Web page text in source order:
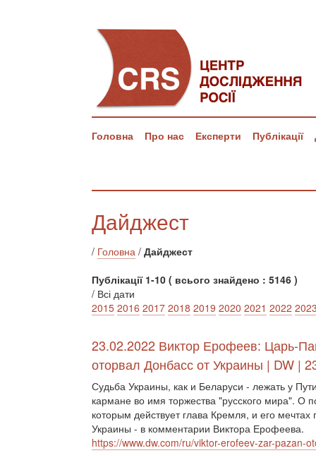
Головна Про нас Експерти Публікації
Дайджест
/ Головна / Дайджест
Публікації 1-10 ( всього знайдено : 5146 )
/ Всі дати
2015 2016 2017 2018 2019 2020 2021 2022
23.02.2022 Виктор Ерофеев: Царь-
оторвал Донбасс от Украины | DW |
Судьба Украины, как и Беларуси - лежать у
кармане во имя торжества "русского мира". О
которым действует глава Кремля, и его мечтах
Украины - в комментарии Виктора Ерофеева.
https://www.dw.com/ru/viktor-erofeev-zar-pazan-